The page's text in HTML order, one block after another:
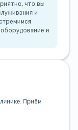
что вы
и
и
Приём